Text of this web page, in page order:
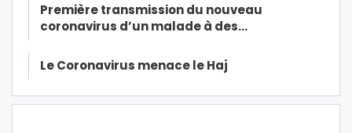
Première transmission du nouveau
coronavirus d’un malade à des…
Le Coronavirus menace le Haj